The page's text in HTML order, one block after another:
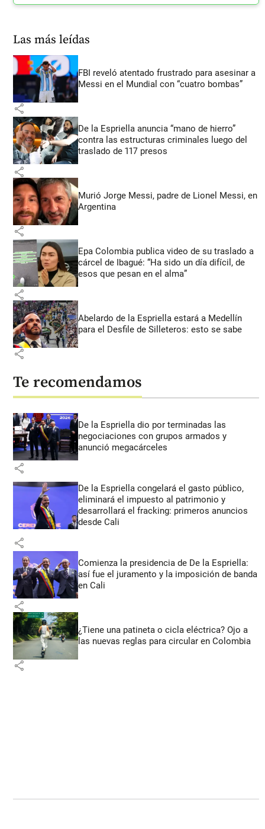
Las más leídas
FBI reveló atentado frustrado para asesinar a
Messi en el Mundial con “cuatro bombas”
share
De la Espriella anuncia “mano de hierro”
contra las estructuras criminales luego del
traslado de 117 presos
share
Murió Jorge Messi, padre de Lionel Messi, en
Argentina
share
Epa Colombia publica video de su traslado a
cárcel de Ibagué: “Ha sido un día difícil, de
esos que pesan en el alma”
share
Abelardo de la Espriella estará a Medellín
para el Desfile de Silleteros: esto se sabe
share
Te recomendamos
De la Espriella dio por terminadas las
negociaciones con grupos armados y
anunció megacárceles
share
De la Espriella congelará el gasto público,
eliminará el impuesto al patrimonio y
desarrollará el fracking: primeros anuncios
desde Cali
share
Comienza la presidencia de De la Espriella:
así fue el juramento y la imposición de banda
en Cali
share
¿Tiene una patineta o cicla eléctrica? Ojo a
las nuevas reglas para circular en Colombia
share